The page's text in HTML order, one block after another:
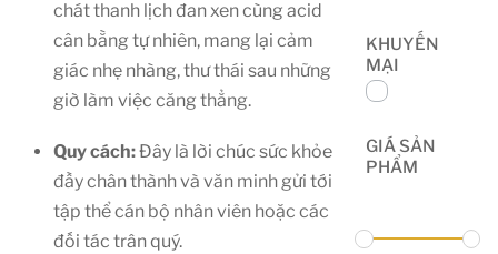
chát thanh lịch đan xen cùng acid
cân bằng tự nhiên, mang lại cảm
giác nhẹ nhàng, thư thái sau những
giờ làm việc căng thẳng.
Quy cách:Đây là lời chúc sức khỏe
đầy chân thành và văn minh gửi tới
tập thể cán bộ nhân viên hoặc các
đối tác trân quý.
KHUYẾN
MẠI
GIÁ SẢN
PHẨM